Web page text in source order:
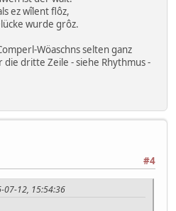
ez wîlent flôz,
wurde grôz.
Wöaschns selten ganz
dritte Zeile - siehe Rhythmus -
#4
07-12, 15:54:36